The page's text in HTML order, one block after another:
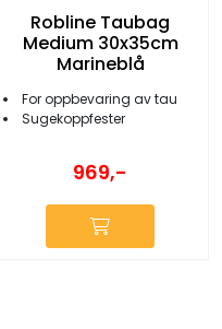
Robline Taubag
Medium 30x35cm
Marineblå
For oppbevaring av tau
Sugekoppfester
969,-